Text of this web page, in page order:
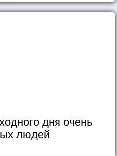
дня очень
людей